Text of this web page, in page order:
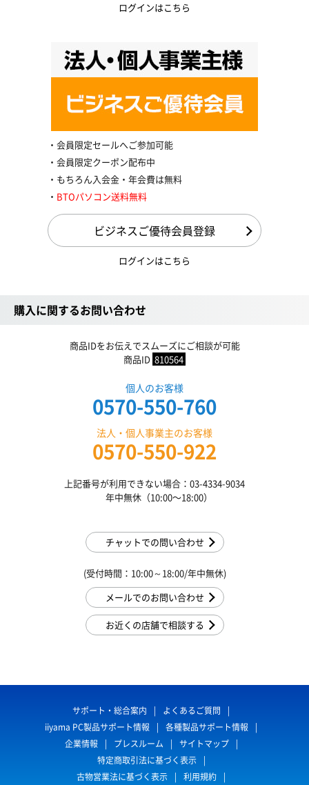
ログインはこちら
会員限定セールへご参加可能
会員限定クーポン配布中
もちろん入会金・年会費は無料
BTOパソコン送料無料
ビジネスご優待会員登録
ログインはこちら
購入に関するお問い合わせ
商品IDをお伝えでスムーズにご相談が可能
商品ID 810564
個人のお客様
0570-550-760
法人・個人事業主のお客様
0570-550-922
上記番号が利用できない場合：03-4334-9034
年中無休（10:00〜18:00）
チャットでの問い合わせ
(受付時間：10:00～18:00/年中無休)
メールでのお問い合わせ
お近くの店舗で相談する
サポート・総合案内
よくあるご質問
iiyama PC製品サポート情報
各種製品サポート情報
企業情報
プレスルーム
サイトマップ
特定商取引法に基づく表示
古物営業法に基づく表示
利用規約